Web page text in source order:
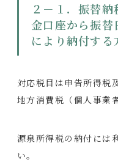
２－１．振替
金口座から振替
により納付する
対応税目は申告所得税
地方消費税（個人事業
源泉所得税の納付には
い。